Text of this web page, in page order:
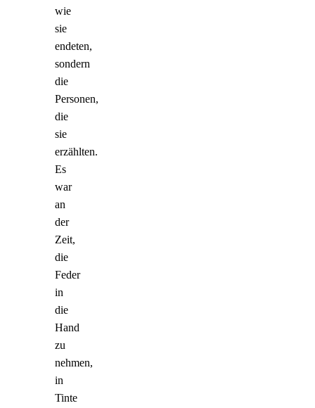
wie
sie
endeten,
sondern
die
Personen,
die
sie
erzählten.
Es
war
an
der
Zeit,
die
Feder
in
die
Hand
zu
nehmen,
in
Tinte